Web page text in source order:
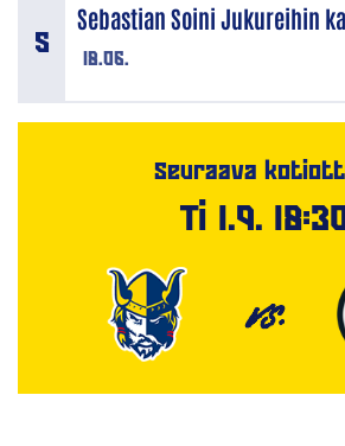
18.06.
Sebastian Soini Jukureihin
Seuraava
Ti 1.9.
VS.